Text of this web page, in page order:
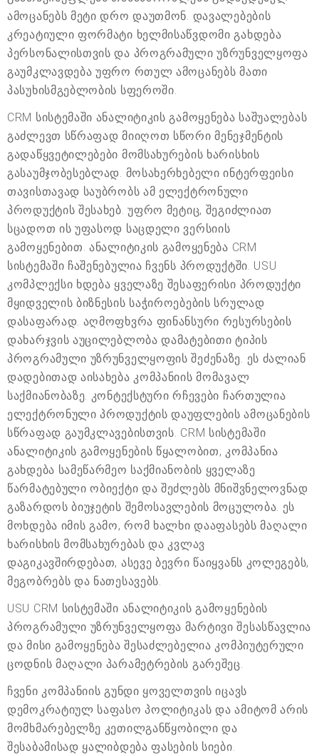
ამოცანებს მეტი დრო დაუთმონ. დავალებების
კრეატიული ფორმატი ხელმისაწვდომი გახდება
პერსონალისთვის და პროგრამული უზრუნველყოფა
გაუმკლავდება უფრო რთულ ამოცანებს მათი
პასუხისმგებლობის სფეროში.
CRM სისტემაში ანალიტიკის გამოყენება საშუალებას
გაძლევთ სწრაფად მიიღოთ სწორი მენეჯმენტის
გადაწყვეტილებები მომსახურების ხარისხის
გასაუმჯობესებლად. მოსახერხებელი ინტერფეისი
თავისთავად საუბრობს ამ ელექტრონული
პროდუქტის შესახებ. უფრო მეტიც, შეგიძლიათ
სცადოთ ის უფასოდ საცდელი ვერსიის
გამოყენებით. ანალიტიკის გამოყენება CRM
სისტემაში ჩაშენებულია ჩვენს პროდუქტში. USU
კომპლექსი ხდება ყველაზე შესაფერისი პროდუქტი
მყიდველის ბიზნესის საჭიროებების სრულად
დასაფარად. აღმოფხვრა ფინანსური რესურსების
დახარჯვის აუცილებლობა დამატებითი ტიპის
პროგრამული უზრუნველყოფის შეძენაზე. ეს ძალიან
დადებითად აისახება კომპანიის მომავალ
საქმიანობაზე. კონტექსტური რჩევები ჩართულია
ელექტრონული პროდუქტის დაუფლების ამოცანების
სწრაფად გაუმკლავებისთვის. CRM სისტემაში
ანალიტიკის გამოყენების წყალობით, კომპანია
გახდება სამეწარმეო საქმიანობის ყველაზე
წარმატებული ობიექტი და შეძლებს მნიშვნელოვნად
გაზარდოს ბიუჯეტის შემოსავლების მოცულობა. ეს
მოხდება იმის გამო, რომ ხალხი დააფასებს მაღალი
ხარისხის მომსახურებას და კვლავ
დაგიკავშირდებათ, ასევე ბევრი წაიყვანს კოლეგებს,
მეგობრებს და ნათესავებს.
USU CRM სისტემაში ანალიტიკის გამოყენების
პროგრამული უზრუნველყოფა მარტივი შესასწავლია
და მისი გამოყენება შესაძლებელია კომპიუტერული
ცოდნის მაღალი პარამეტრების გარეშეც.
ჩვენი კომპანიის გუნდი ყოველთვის იცავს
დემოკრატიულ საფასო პოლიტიკას და ამიტომ არის
მომხმარებელზე კეთილგანწყობილი და
შესაბამისად ყალიბდება ფასების სიები.